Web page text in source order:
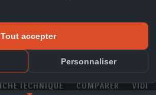
Tout accepter
Personnaliser
AUDI
Q3
Tronic S-Édition neuve au Maroc
TECHNIQUE COMPARER VIDEO